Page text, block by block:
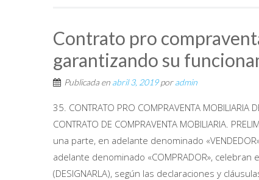
Contrato pro
garantizando su
Publicada en abril 3, 2019poradmin
35. CONTRATO PRO COMPRAVENTA MOBILIARIA
CONTRATO DE COMPRAVENTA MOBILIARIA.
una parte, en adelante denominado
adelante denominado «COMPRADOR», celebran
(DESIGNARLA), según las declaraciones y